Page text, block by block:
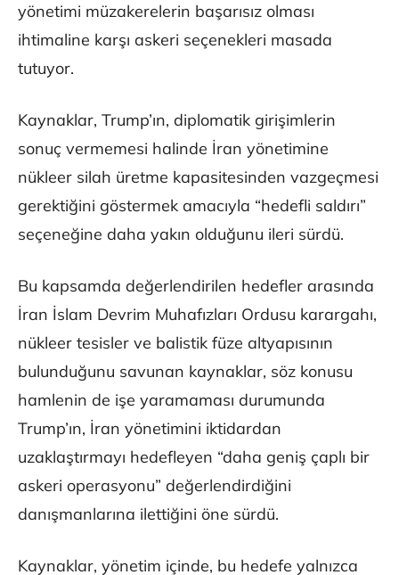
yönetimi müzakerelerin başarısız olması
ihtimaline karşı askeri seçenekleri masada
tutuyor.
Kaynaklar, Trump’ın, diplomatik girişimlerin
sonuç vermemesi halinde İran yönetimine
nükleer silah üretme kapasitesinden vazgeçmesi
gerektiğini göstermek amacıyla “hedefli saldırı”
seçeneğine daha yakın olduğunu ileri sürdü.
Bu kapsamda değerlendirilen hedefler arasında
İran İslam Devrim Muhafızları Ordusu karargahı,
nükleer tesisler ve balistik füze altyapısının
bulunduğunu savunan kaynaklar, söz konusu
hamlenin de işe yaramaması durumunda
Trump’ın, İran yönetimini iktidardan
uzaklaştırmayı hedefleyen “daha geniş çaplı bir
askeri operasyonu” değerlendirdiğini
danışmanlarına ilettiğini öne sürdü.
Kaynaklar, yönetim içinde, bu hedefe yalnızca